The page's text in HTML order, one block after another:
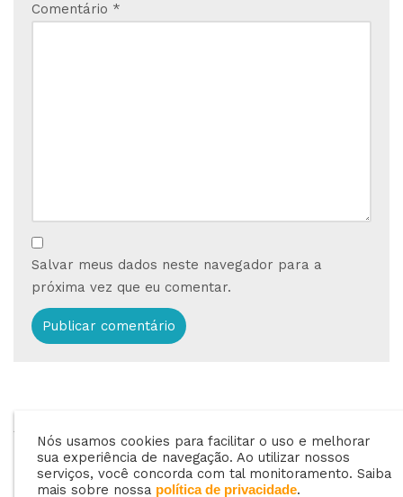
Comentário *
Salvar meus dados neste navegador para a
próxima vez que eu comentar.
ANTERIOR
Ter ou não um setor
de contabilidade na
Como cuidar da
Segurança Virtual da
Nós usamos cookies para facilitar o uso e melhorar
sua experiência de navegação. Ao utilizar nossos
serviços, você concorda com tal monitoramento. Saiba
mais sobre nossa política de privacidade.